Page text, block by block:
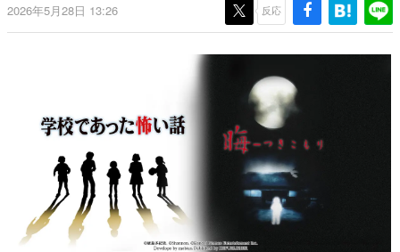
これからのデジタルゲーム市場を担う若きクリエイター達
の姿を追い、彼らのルーツと情熱を探っていきます。
ゲームに多大な影響を受けた作家さんに取材し、ゲームが
日本のコンテンツ産業やカルチャーに与えた影響を探る企
画です。
日本モバイルゲーム産業史
日本のモバイルゲーム史における主要なトピック・タイト
ルを網羅するほか、開発者へのインタビューや識者による
解説を掲載。約20年の歴史が一望できる決定版！
若ゲのいたり〜ゲームクリエイターの青春〜
『うつヌケ』『ペンと箸』等で知られるマンガ家・田中圭
一先生によるゲーム業界レポートマンガです。
2026年5月28日 13:26 反応